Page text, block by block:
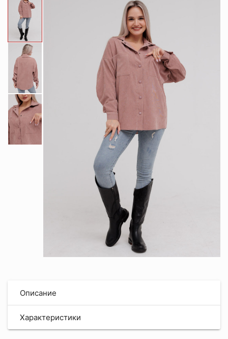
Описание
Характеристики